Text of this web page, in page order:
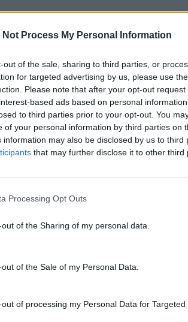
Not Process My Personal Information
out of the sale, sharing to third parties, or
for targeted advertising by us, please use
Please note that after your opt-out
based ads based on personal
to third parties prior to your opt-out. You
of your personal information by third parties on
information may also be disclosed by us to third
that may further disclose it to other third
Processing Opt Outs
of the Sharing of my personal data.
of the Sale of my Personal Data.
of processing my Personal Data for Targeted